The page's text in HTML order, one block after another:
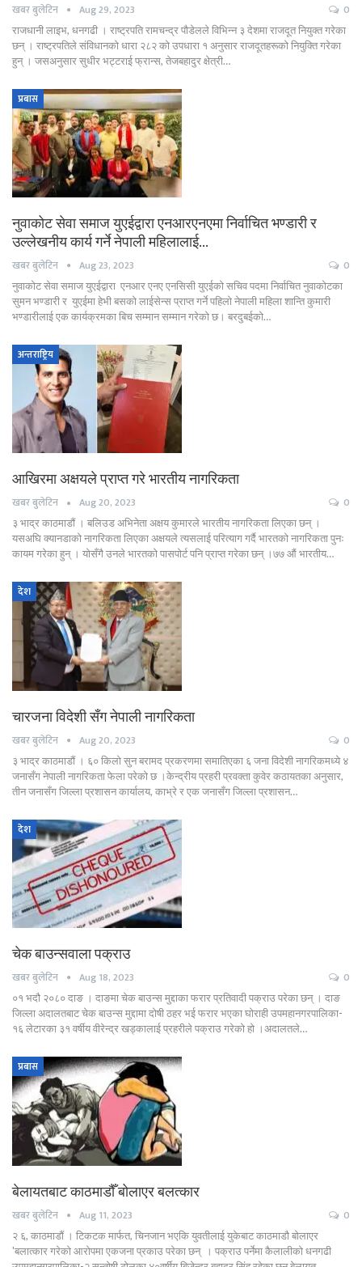
खबर बुलेटिन Aug 29, 2023 0
राजधानी लाइभ, धनगढी । राष्ट्रपति रामचन्द्र पौडेलले विभिन्न ३ देशमा राजदूत नियुक्त गरेका
छन् । राष्ट्रपतिले संविधानको धारा २८२ को उपधारा १ अनुसार राजदूतहरूको नियुक्ति गरेका
हुन् । जसअनुसार सुधीर भट्टराई फ्रान्स, तेजबहादुर क्षेत्री…
प्रबास
नुवाकोट सेवा समाज युएईद्वारा एनआरएनएमा निर्वाचित भण्डारी र
उल्लेखनीय कार्य गर्ने नेपाली महिलालाई…
खबर बुलेटिन Aug 23, 2023 0
नुवाकोट सेवा समाज युएईद्वारा एनआर एनए एनसिसी युएईको सचिव पदमा निर्वाचित नुवाकोटका
सुमन भण्डारी र युएईमा हेभी बसको लाईसेन्स प्राप्त गर्ने पहिलो नेपाली महिला शान्ति कुमारी
भण्डारीलाई एक कार्यक्रमका बिच सम्मान सम्मान गरेको छ। बरदुबईको…
अन्तराष्ट्रिय
आखिरमा अक्षयले प्राप्त गरे भारतीय नागरिकता
खबर बुलेटिन Aug 20, 2023 0
३ भाद्र काठमाडौं । बलिउड अभिनेता अक्षय कुमारले भारतीय नागरिकता लिएका छन् ।
यसअघि क्यानडाको नागरिकता लिएका अक्षयले त्यसलाई परित्याग गर्दै भारतको नागरिकता पुनः
कायम गरेका हुन् । योसँगै उनले भारतको पासपोर्ट पनि प्राप्त गरेका छन् ।७७ औं भारतीय…
देश
चारजना विदेशी सँग नेपाली नागरिकता
खबर बुलेटिन Aug 20, 2023 0
३ भाद्र काठमाडौं । ६० किलो सुन बरामद प्रकरणमा समातिएका ६ जना विदेशी नागरिकमध्ये ४
जनासँग नेपाली नागरिकता फेला परेको छ ।केन्द्रीय प्रहरी प्रवक्ता कुवेर कठायतका अनुसार,
तीन जनासँग जिल्ला प्रशासन कार्यालय, काभ्रे र एक जनासँग जिल्ला प्रशासन…
देश
चेक बाउन्सवाला पक्राउ
खबर बुलेटिन Aug 18, 2023 0
०१ भदौ २०८० दाङ । दाङमा चेक बाउन्स मुद्दाका फरार प्रतिवादी पक्राउ परेका छन् । दाङ
जिल्ला अदालतबाट चेक बाउन्स मुद्दामा दोषी ठहर भई फरार भएका घोराही उपमहानगरपालिका-
१६ लेटारका ३१ वर्षीय वीरेन्द्र खड्कालाई प्रहरीले पक्राउ गरेको हो ।अदालतले…
प्रबास
बेलायतबाट काठमाडौँ बोलाएर बलत्कार
खबर बुलेटिन Aug 11, 2023 0
२ ६, काठमाडौं । टिकटक मार्फत, चिनजान भएकि युवतीलाई युकेबाट काठमाडौ बोलाएर
'बलात्कार गरेको आरोपमा एकजना प्रकाउ परेका छन् । पक्राउ पर्नेमा कैलालीको धनगढी